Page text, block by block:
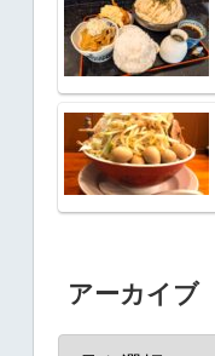
アーカイブ